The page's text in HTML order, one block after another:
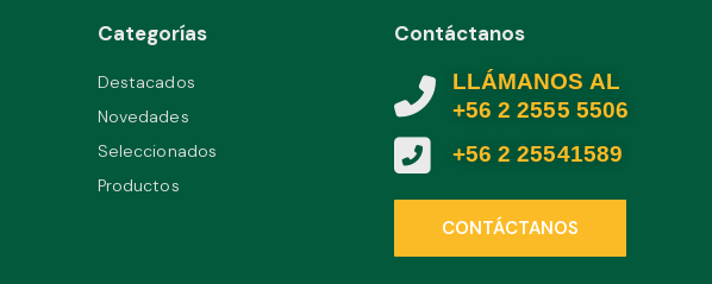
Categorías
Destacados
Novedades
Seleccionados
Productos
Contáctanos
LLÁMANOS AL
+56 2 2555 5506
+56 2 25541589
CONTÁCTANOS